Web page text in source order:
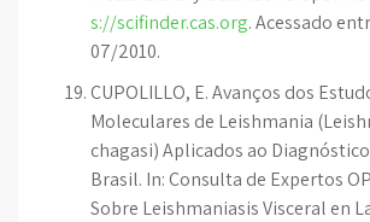
s://scifinder.cas.org. Acessado
07/2010.
CUPOLILLO, E. Avanços dos
Moleculares de Leishmania
chagasi) Aplicados ao Diagnóstico
Brasil. In: Consulta de Expertos
Sobre Leishmaniasis Visceral en